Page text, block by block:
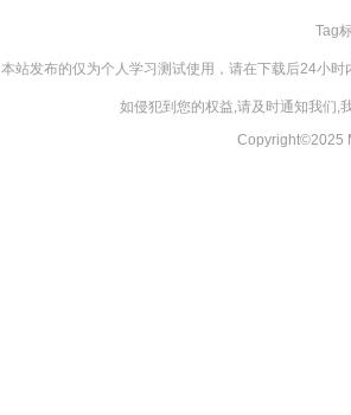
Tag
本站发布的仅为个人学习测试使用，请在下载后24小
如侵犯到您的权益,请及时通知我们,
Copyright©2025